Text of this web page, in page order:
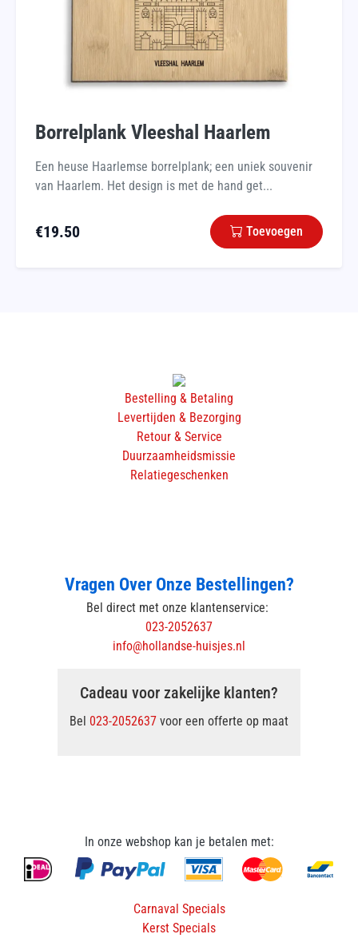
Borrelplank Vleeshal Haarlem
Een heuse Haarlemse borrelplank; een uniek souvenir
van Haarlem. Het design is met de hand get...
€19.50 Toevoegen
Bestelling & Betaling
Levertijden & Bezorging
Retour & Service
Duurzaamheidsmissie
Relatiegeschenken
Vragen Over Onze Bestellingen?
Bel direct met onze klantenservice:
023-2052637
info@hollandse-huisjes.nl
Cadeau voor zakelijke klanten?
Bel 023-2052637 voor een offerte op maat
In onze webshop kan je betalen met:
Carnaval Specials
Kerst Specials